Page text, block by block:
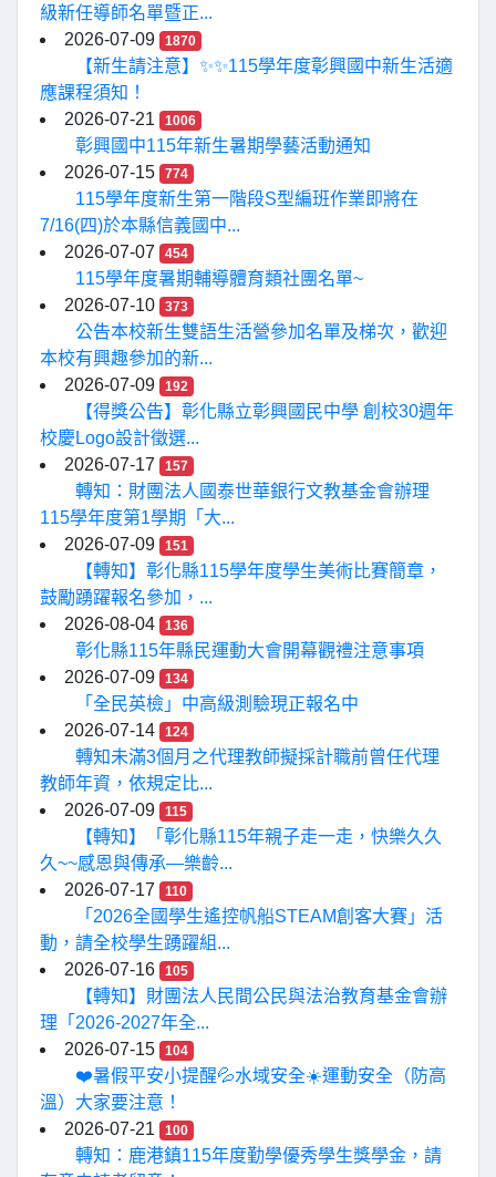
級新任導師名單暨正...
2026-07-09
1870
【新生請注意】✨✨115學年度彰興國中新生活適
應課程須知！
2026-07-21
1006
彰興國中115年新生暑期學藝活動通知
2026-07-15
774
115學年度新生第一階段S型編班作業即將在
7/16(四)於本縣信義國中...
2026-07-07
454
115學年度暑期輔導體育類社團名單~
2026-07-10
373
公告本校新生雙語生活營參加名單及梯次，歡迎
本校有興趣參加的新...
2026-07-09
192
【得獎公告】彰化縣立彰興國民中學 創校30週年
校慶Logo設計徵選...
2026-07-17
157
轉知：財團法人國泰世華銀行文教基金會辦理
115學年度第1學期「大...
2026-07-09
151
【轉知】彰化縣115學年度學生美術比賽簡章，
鼓勵踴躍報名參加，...
2026-08-04
136
彰化縣115年縣民運動大會開幕觀禮注意事項
2026-07-09
134
「全民英檢」中高級測驗現正報名中
2026-07-14
124
轉知未滿3個月之代理教師擬採計職前曾任代理
教師年資，依規定比...
2026-07-09
115
【轉知】「彰化縣115年親子走一走，快樂久久
久~~感恩與傳承—樂齡...
2026-07-17
110
「2026全國學生遙控帆船STEAM創客大賽」活
動，請全校學生踴躍組...
2026-07-16
105
【轉知】財團法人民間公民與法治教育基金會辦
理「2026-2027年全...
2026-07-15
104
❤️暑假平安小提醒💦水域安全☀️運動安全（防高
溫）大家要注意！
2026-07-21
100
轉知：鹿港鎮115年度勤學優秀學生獎學金，請